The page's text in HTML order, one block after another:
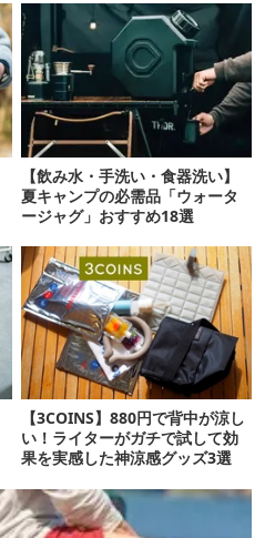
【飲み水・手洗い・食器洗い】
夏キャンプの必需品「ウォータ
ージャグ」おすすめ18選
【3COINS】880円で背中が涼し
い！ライターがガチで試して効
果を実感した神涼感グッズ3選